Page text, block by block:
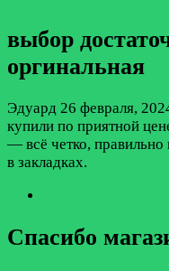
выбор
оргинальная
Эдуард 26 февраля,
купили по приятной
— всё четко, правильно
в закладках.
Спасибо